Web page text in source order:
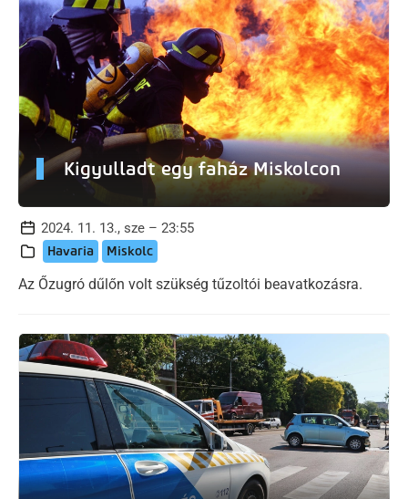
Kigyulladt egy faház Miskolcon
2024. 11. 13., sze – 23:55
Havaria Miskolc
Az Őzugró dűlőn volt szükség tűzoltói beavatkozásra.